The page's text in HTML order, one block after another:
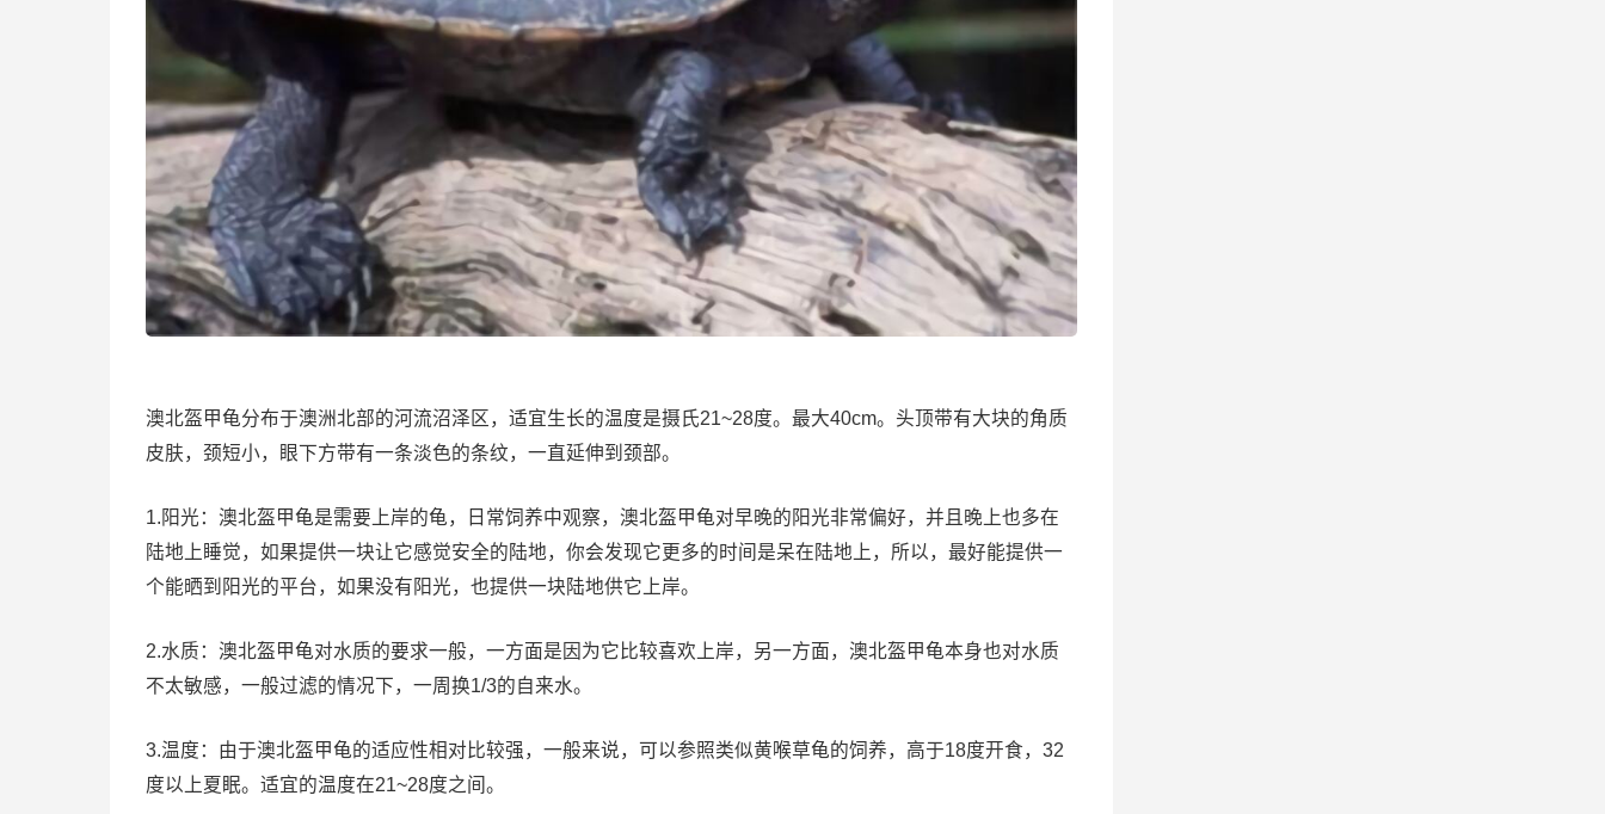
澳北盔甲龟分布于澳洲北部的河流沼泽区，适宜生长的温度是摄氏21~28度。最大40cm。头顶带有大块的角质
皮肤，颈短小，眼下方带有一条淡色的条纹，一直延伸到颈部。
1.阳光：澳北盔甲龟是需要上岸的龟，日常饲养中观察，澳北盔甲龟对早晚的阳光非常偏好，并且晚上也多在
陆地上睡觉，如果提供一块让它感觉安全的陆地，你会发现它更多的时间是呆在陆地上，所以，最好能提供一
个能晒到阳光的平台，如果没有阳光，也提供一块陆地供它上岸。
2.水质：澳北盔甲龟对水质的要求一般，一方面是因为它比较喜欢上岸，另一方面，澳北盔甲龟本身也对水质
不太敏感，一般过滤的情况下，一周换1/3的自来水。
3.温度：由于澳北盔甲龟的适应性相对比较强，一般来说，可以参照类似黄喉草龟的饲养，高于18度开食，32
度以上夏眠。适宜的温度在21~28度之间。